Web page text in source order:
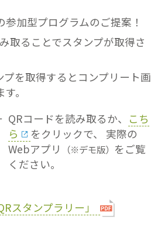
参加型プログラムのご提案！
取ることでスタンプが取得さ
プを取得するとコンプリート画
。
QRコードを読み取るか、 こち
ら
をクリックで、
実際の
Webアプリ
（※デモ版） をご覧
ください。
スタンプラリー」